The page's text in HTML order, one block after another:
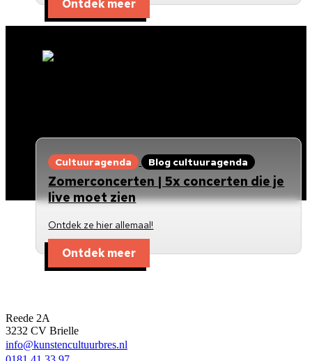
Ontdek meer
Cultuuragenda Blog cultuuragenda
Zomerconcerten | 5x concerten die je
live moet zien
Ontdek ze hier allemaal!
Ontdek meer
Reede 2A
3232 CV Brielle
info@kunstencultuurbres.nl